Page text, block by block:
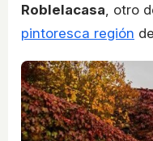
Roblelacasa , otro
pintoresca región